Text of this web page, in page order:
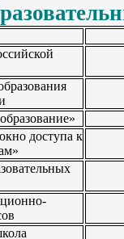
доступа к